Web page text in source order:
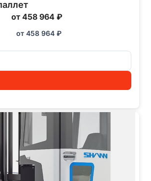
от 458 964 ₽
от 458 964 ₽